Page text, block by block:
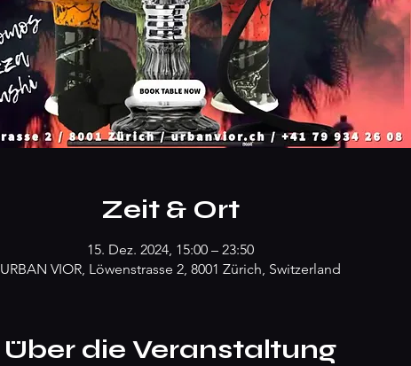
Zeit & Ort
15. Dez. 2024, 15:00 – 23:50
URBAN VIOR, Löwenstrasse 2, 8001 Zürich, Switzerland
Über die Veranstaltung